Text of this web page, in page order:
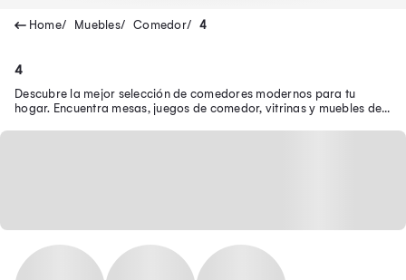
Muebles Comedor 4
4
Descubre la mejor selección de comedores modernos para tu
hogar. Encuentra mesas, juegos de comedor, vitrinas y muebles de